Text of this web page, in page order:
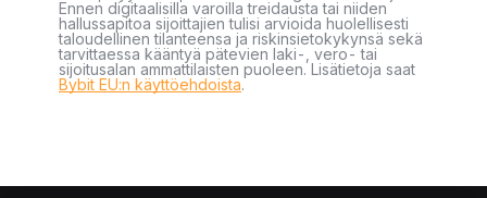
Ennen digitaalisilla varoilla treidausta tai niiden
hallussapitoa sijoittajien tulisi arvioida huolellisesti
taloudellinen tilanteensa ja riskinsietokykynsä sekä
tarvittaessa kääntyä pätevien laki-, vero- tai
sijoitusalan ammattilaisten puoleen. Lisätietoja saat
Bybit EU:n käyttöehdoista.